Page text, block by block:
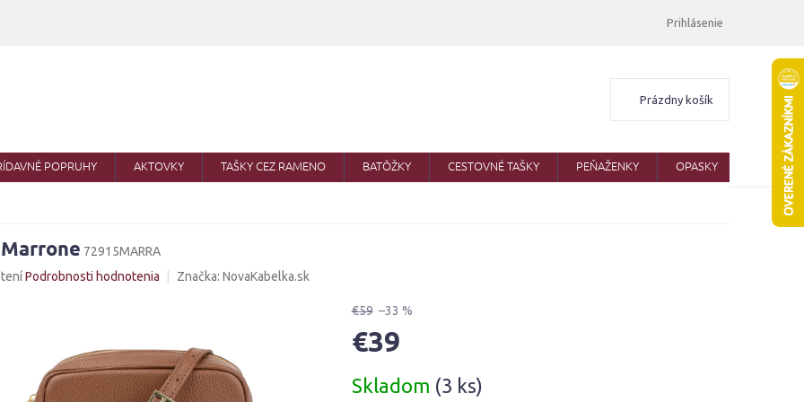
Prihlásenie
Nákupný
Prázdny košík
POPRUHY AKTOVKY TAŠKY CEZ RAMENO BATÔŽKY CESTOVNÉ TAŠKY PEŇAŽENKY OPASKY ŠATKY
72915MARRA
Podrobnosti hodnotenia Značka: NovaKabelka.sk
€59 –33 %
€39
cena:
Skladom (3 ks)